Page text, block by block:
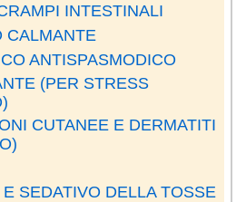
INTESTINALI
CALMANTE
ANTISPASMODICO
(PER STRESS
CUTANEE E DERMATITI
SEDATIVO DELLA TOSSE